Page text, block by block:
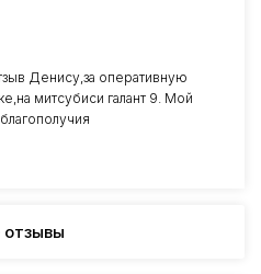
Денису,за оперативную
митсубиси галант 9. Мой